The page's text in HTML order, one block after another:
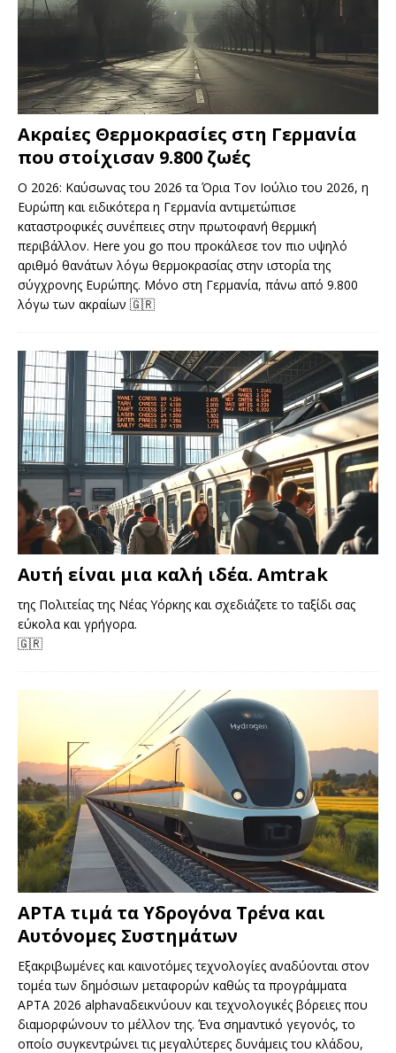
Ακραίες Θερμοκρασίες στη Γερμανία
που στοίχισαν 9.800 ζωές
Ο 2026: Καύσωνας του 2026 τα Όρια Τον Ιούλιο του 2026, η
Ευρώπη και ειδικότερα η Γερμανία αντιμετώπισε
καταστροφικές συνέπειες στην πρωτοφανή θερμική
περιβάλλον. Here you go που προκάλεσε τον πιο υψηλό
αριθμό θανάτων λόγω θερμοκρασίας στην ιστορία της
σύγχρονης Ευρώπης. Μόνο στη Γερμανία, πάνω από 9.800
λόγω των ακραίων 🇬🇷
Αυτή είναι μια καλή ιδέα. Amtrak
της Πολιτείας της Νέας Υόρκης και σχεδιάζετε το ταξίδι σας
εύκολα και γρήγορα.
🇬🇷
APTA τιμά τα Υδρογόνα Τρένα και
Αυτόνομες Συστημάτων
Εξακριβωμένες και καινοτόμες τεχνολογίες αναδύονται στον
τομέα των δημόσιων μεταφορών καθώς τα προγράμματα
APTA 2026 alphaναδεικνύουν και τεχνολογικές βόρειες που
διαμορφώνουν το μέλλον της. Ένα σημαντικό γεγονός, το
οποίο συγκεντρώνει τις μεγαλύτερες δυνάμεις του κλάδου,